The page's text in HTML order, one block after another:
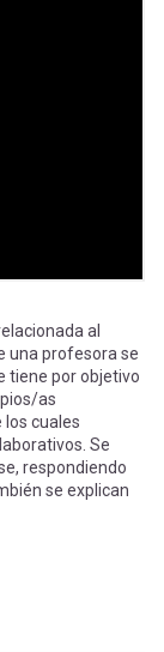
al
una profesora se
tiene por objetivo
as
cuales
Se
respondiendo
se explican